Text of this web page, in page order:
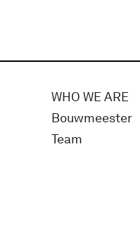
WHO WE ARE
Bouwmeester
Team